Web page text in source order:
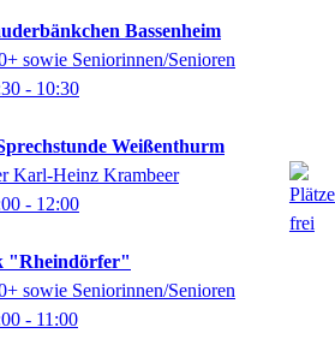
Bassenheim
sowie Seniorinnen/Senioren
- 10:30
Weißenthurm
Karl-Heinz Krambeer
- 12:00
"Rheindörfer"
sowie Seniorinnen/Senioren
- 11:00